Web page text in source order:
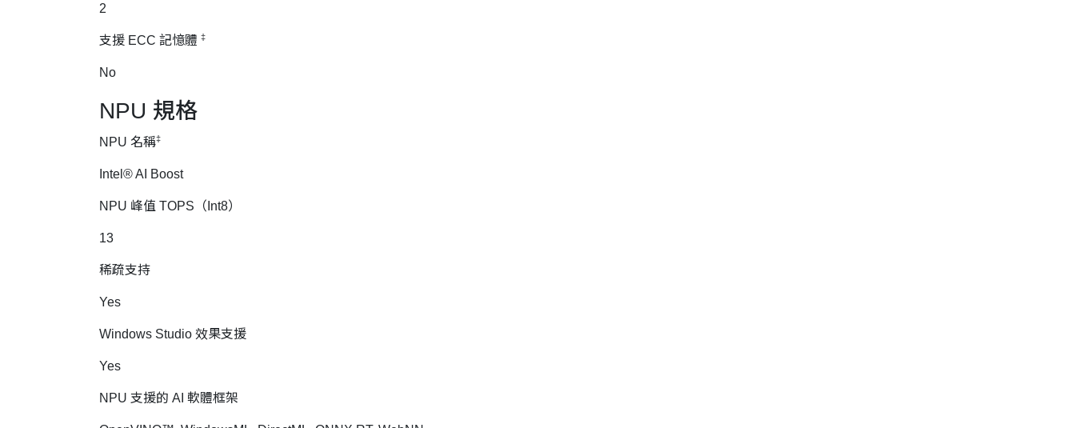
2
支援 ECC 記憶體 ‡
No
NPU 規格
NPU 名稱‡
Intel® AI Boost
NPU 峰值 TOPS（Int8）
13
稀疏支持
Yes
Windows Studio 效果支援
Yes
NPU 支援的 AI 軟體框架